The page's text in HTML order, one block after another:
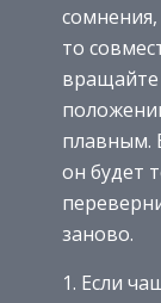
то
вращайте
плавным.
он будет
заново.
1. Если